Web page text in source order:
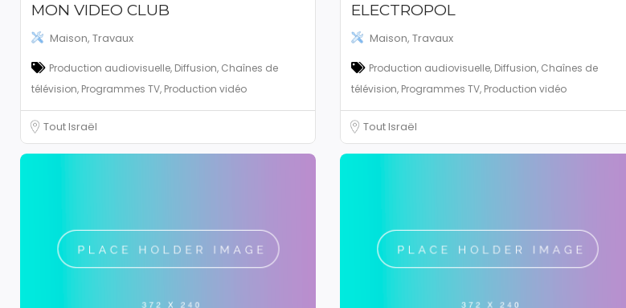
MON VIDEO CLUB
Maison, Travaux
Production audiovisuelle, Diffusion, Chaînes de
télévision, Programmes TV, Production vidéo
Tout Israël
ELECTROPOL
Maison, Travaux
Production audiovisuelle, Diffusion, Chaînes de
télévision, Programmes TV, Production vidéo
Tout Israël